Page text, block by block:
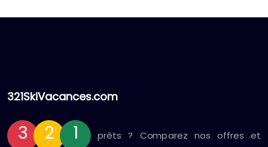
321SkiVacances.com
3 2 1
prêts ? Comparez nos offres et